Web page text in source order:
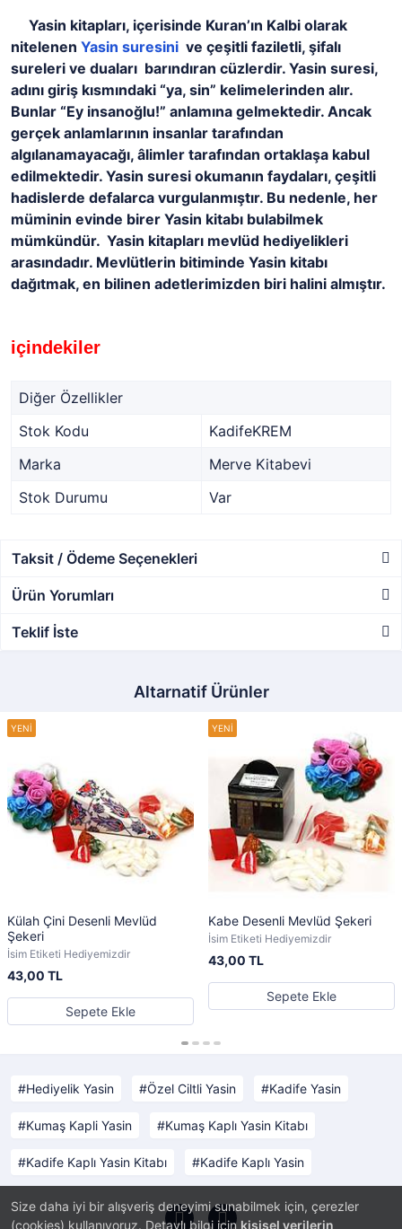
Size daha iyi bir alışveriş deneyimi sunabilmek için, çerezler
(cookies) kullanıyoruz. Detaylı bilgi için kişisel verilerin
Yasin kitapları, içerisinde Kuran’ın Kalbi olarak
nitelenen Yasin suresini ve çeşitli faziletli, şifalı
sureleri ve duaları barındıran cüzlerdir. Yasin suresi,
adını giriş kısmındaki “ya, sin” kelimelerinden alır.
Bunlar “Ey insanoğlu!” anlamına gelmektedir. Ancak
gerçek anlamlarının insanlar tarafından
algılanamayacağı, âlimler tarafından ortaklaşa kabul
edilmektedir. Yasin suresi okumanın faydaları, çeşitli
hadislerde defalarca vurgulanmıştır. Bu nedenle, her
müminin evinde birer Yasin kitabı bulabilmek
mümkündür. Yasin kitapları mevlüd hediyelikleri
arasındadır. Mevlütlerin bitiminde Yasin kitabı
dağıtmak, en bilinen adetlerimizden biri halini almıştır.
içindekiler
Diğer Özellikler
Stok Kodu
KadifeKREM
Marka
Merve Kitabevi
Stok Durumu
Var
Taksit / Ödeme Seçenekleri
Ürün Yorumları
Teklif İste
Altarnatif Ürünler
Külah Çini Desenli Mevlüd
Şekeri
İsim Etiketi Hediyemizdir
43,00 TL
Sepete Ekle
Kabe Desenli Mevlüd Şekeri
İsim Etiketi Hediyemizdir
43,00 TL
Sepete Ekle
Hediyelik Yasin Özel Ciltli Yasin Kadife Yasin
Kumaş Kapli Yasin Kumaş Kaplı Yasin Kitabı
Kadife Kaplı Yasin Kitabı Kadife Kaplı Yasin